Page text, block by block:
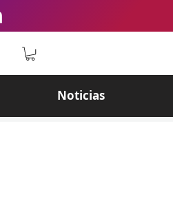
Noticias